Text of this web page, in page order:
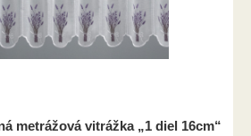
metrážová vitrážka „1 diel 16cm“